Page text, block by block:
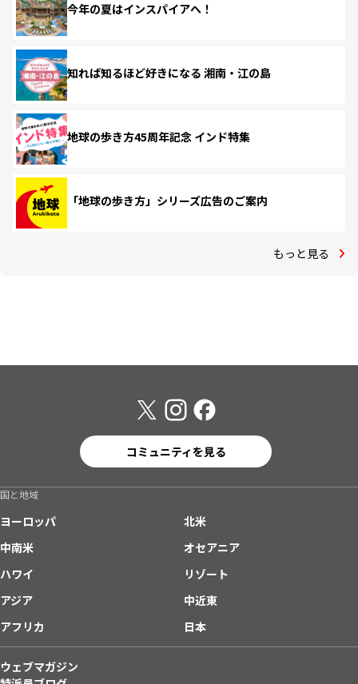
今年の夏はインスパイアへ！
知れば知るほど好きになる 湘南・江の島
地球の歩き方45周年記念 インド特集
「地球の歩き方」シリーズ広告のご案内
もっと見る
コミュニティを見る
国と地域
ヨーロッパ
北米
中南米
オセアニア
ハワイ
リゾート
アジア
中近東
アフリカ
日本
ウェブマガジン